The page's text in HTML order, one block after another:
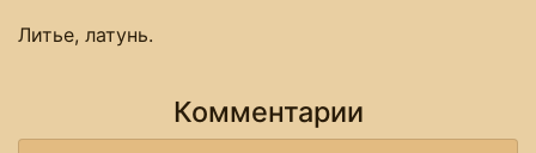
Литье, латунь.
Комментарии